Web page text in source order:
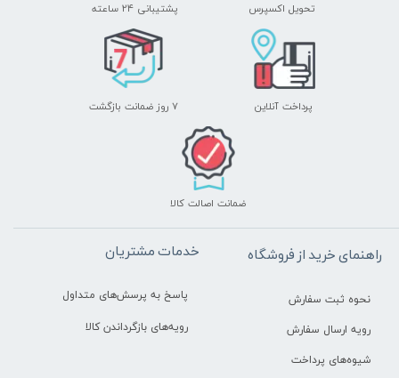
تحویل اکسپرس پشتیبانی ۲۴ ساعته
پرداخت آنلاین ۷ روز ضمانت بازگشت
ضمانت اصالت کالا
راهنمای خرید از فروشگاه
نحوه ثبت سفارش
رویه ارسال سفارش
شیوه‌های پرداخت
خدمات مشتریان
پاسخ به پرسش‌های متداول
رویه‌های بازگرداندن کالا